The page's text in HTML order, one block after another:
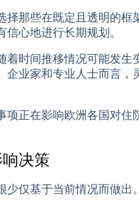
择那些在既定且透明的框
信心地进行长期规划。
着时间推移情况可能发生
企业家和专业人士而言，
项正在影响欧洲各国对住
决策
少仅基于当前情况而做出。